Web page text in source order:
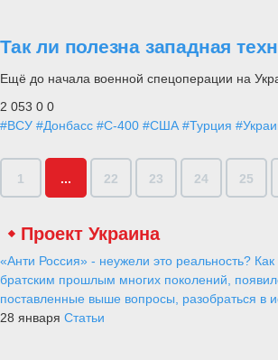
Так ли полезна западная
Ещё до начала военной спецоперации на
2 053 0 0
#ВСУ #Донбасс #С-400 #США #Турция
1 ... 22 23 24 25
Проект Украина
«Анти Россия» - неужели это реальность?
братским прошлым многих поколений,
поставленные выше вопросы, разобраться в
28 января Статьи